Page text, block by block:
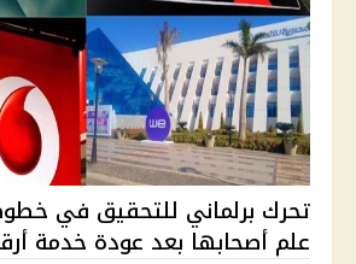
تحرك برلماني للتحقيق في
علم أصحابها بعد عودة خدمة